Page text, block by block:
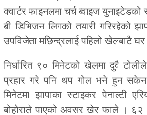
क्वार्टर फाइनलमा चर्च ब्वाइज युनाइटेडको
बी डिभिजन लिगको तयारी गरिरहेको
उपविजेता मछिन्द्रलाई पहिलो खेलबाटै
निर्धारित ९० मिनेटको खेलमा दुवै
प्रहार गरे पनि थप गोल भने हुन
मिनेटमा झापाका स्टाइकर पेनाल्टी
बोहोराले पाएको अवसर खेर फाले । ६२